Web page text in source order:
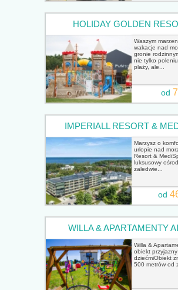
HOLIDAY GOLDEN
Waszym
wakacje nad
gronie
nie tylko
plaży, ale...
od
IMPERIALL RESORT &
Marzysz o
urlopie nad
Resort &
luksusowy
zaledwie...
od
WILLA & APARTAMENTY
Willa &
obiekt
dziećmiObiekt
500 metrów od